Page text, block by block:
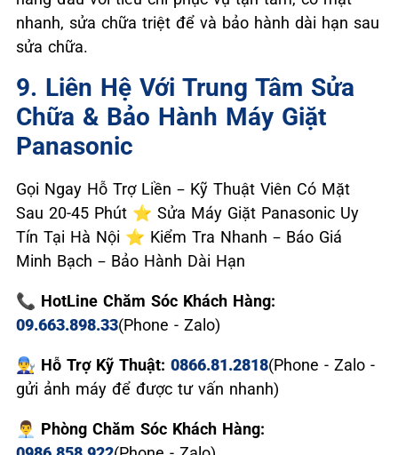
nhanh, sửa chữa triệt để và bảo hành dài hạn sau
sửa chữa.
9. Liên Hệ Với Trung Tâm Sửa
Chữa & Bảo Hành Máy Giặt
Panasonic
Gọi Ngay Hỗ Trợ Liền – Kỹ Thuật Viên Có Mặt
Sau 20-45 Phút ⭐ Sửa Máy Giặt Panasonic Uy
Tín Tại Hà Nội ⭐ Kiểm Tra Nhanh – Báo Giá
Minh Bạch – Bảo Hành Dài Hạn
📞 HotLine Chăm Sóc Khách Hàng:
09.663.898.33(Phone - Zalo)
👨‍🔧 Hỗ Trợ Kỹ Thuật: 0866.81.2818(Phone - Zalo -
gửi ảnh máy để được tư vấn nhanh)
👨‍💼 Phòng Chăm Sóc Khách Hàng: